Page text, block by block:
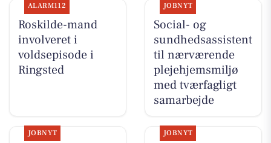
ALARM112
Roskilde-mand
involveret i
voldsepisode i
Ringsted
JOBNYT
Social- og
sundhedsassistent
til nærværende
plejehjemsmiljø
med tværfagligt
samarbejde
JOBNYT JOBNYT